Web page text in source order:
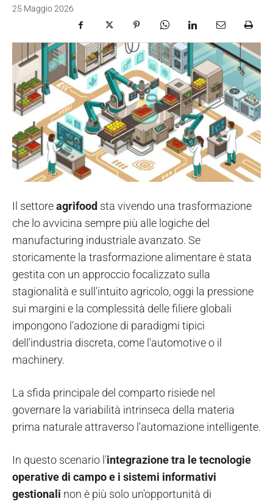
25 Maggio 2026
Il settoreagrifood sta vivendo una trasformazione
che lo avvicina sempre più alle logiche del
manufacturing industriale avanzato. Se
storicamente la trasformazione alimentare è stata
gestita con un approccio focalizzato sulla
stagionalità e sull'intuito agricolo, oggi la pressione
sui margini e la complessità delle filiere globali
impongono l'adozione di paradigmi tipici
dell'industria discreta, come l'automotive o il
machinery.
La sfida principale del comparto risiede nel
governare la variabilità intrinseca della materia
prima naturale attraverso l'automazione intelligente.
In questo scenario l'integrazione tra le tecnologie
operative di campo e i sistemi informativi
gestionali non è più solo un'opportunità di